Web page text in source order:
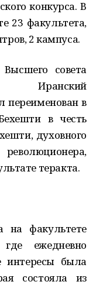
конкурса. В
23 факультета,
2 кампуса.
совета
Иранский
переименован в
в честь
духовного
теракта.
на факультете
ежедневно
интересы была
состояла из